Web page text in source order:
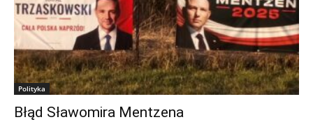
Polityka
Błąd Sławomira Mentzena